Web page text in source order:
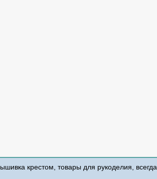
крестом, товары для рукоделия,